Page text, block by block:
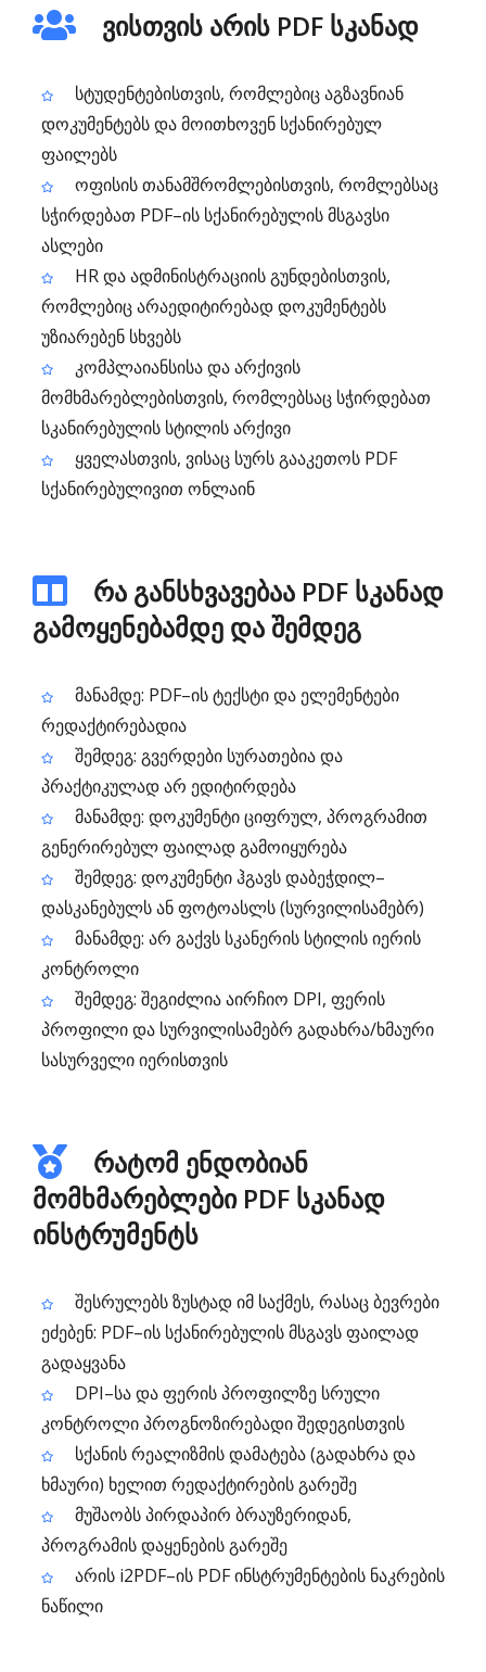
ვისთვის არის PDF სკანად
სტუდენტებისთვის, რომლებიც აგზავნიან
დოკუმენტებს და მოითხოვენ სქანირებულ
ფაილებს
ოფისის თანამშრომლებისთვის, რომლებსაც
სჭირდებათ PDF–ის სქანირებულის მსგავსი
ასლები
HR და ადმინისტრაციის გუნდებისთვის,
რომლებიც არაედიტირებად დოკუმენტებს
უზიარებენ სხვებს
კომპლაიანსისა და არქივის
მომხმარებლებისთვის, რომლებსაც სჭირდებათ
სკანირებულის სტილის არქივი
ყველასთვის, ვისაც სურს გააკეთოს PDF
სქანირებულივით ონლაინ
რა განსხვავებაა PDF სკანად
გამოყენებამდე და შემდეგ
მანამდე: PDF–ის ტექსტი და ელემენტები
რედაქტირებადია
შემდეგ: გვერდები სურათებია და
პრაქტიკულად არ ედიტირდება
მანამდე: დოკუმენტი ციფრულ, პროგრამით
გენერირებულ ფაილად გამოიყურება
შემდეგ: დოკუმენტი ჰგავს დაბეჭდილ–
დასკანებულს ან ფოტოასლს (სურვილისამებრ)
მანამდე: არ გაქვს სკანერის სტილის იერის
კონტროლი
შემდეგ: შეგიძლია აირჩიო DPI, ფერის
პროფილი და სურვილისამებრ გადახრა/ხმაური
სასურველი იერისთვის
რატომ ენდობიან
მომხმარებლები PDF სკანად
ინსტრუმენტს
შესრულებს ზუსტად იმ საქმეს, რასაც ბევრები
ეძებენ: PDF–ის სქანირებულის მსგავს ფაილად
გადაყვანა
DPI–სა და ფერის პროფილზე სრული
კონტროლი პროგნოზირებადი შედეგისთვის
სქანის რეალიზმის დამატება (გადახრა და
ხმაური) ხელით რედაქტირების გარეშე
მუშაობს პირდაპირ ბრაუზერიდან,
პროგრამის დაყენების გარეშე
არის i2PDF–ის PDF ინსტრუმენტების ნაკრების
ნაწილი